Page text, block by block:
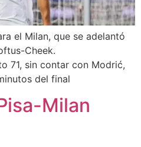
el Milan, que se adelantó
Cheek.
71, sin contar con Modrić,
del final
Milan